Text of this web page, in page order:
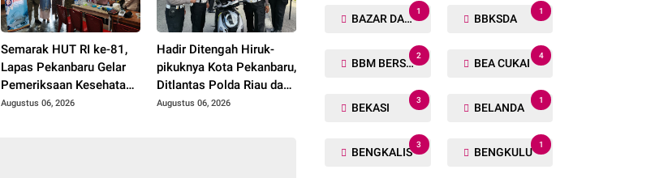
Semarak HUT RI ke-81,
Lapas Pekanbaru Gelar
Pemeriksaan Kesehatan
Gratis untuk Warga
Augustus 06, 2026
Hadir Ditengah Hiruk-
pikuknya Kota Pekanbaru,
Ditlantas Polda Riau dan
Polantas KARIB Kobarkan
Augustus 06, 2026
BAZAR DAN BAKSOS RAMADHAN
1
BBKSDA
1
BBM BERSUBSIDI
2
BEA CUKAI
4
BEKASI
3
BELANDA
1
BENGKALIS
3
BENGKULU
1